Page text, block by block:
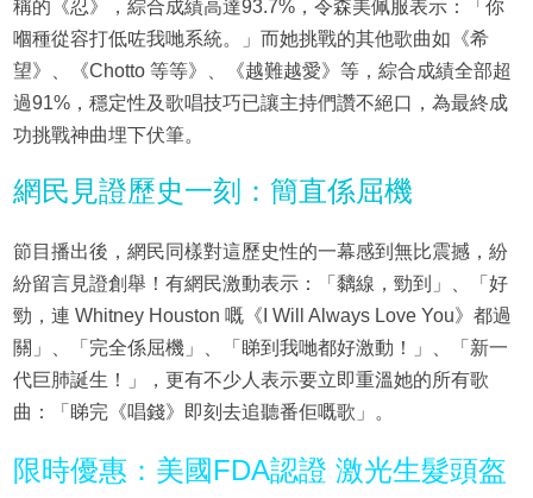
稱的《忍》，綜合成績高達93.7%，令森美佩服表示：「你
嗰種從容打低咗我哋系統。」而她挑戰的其他歌曲如《希
望》、《Chotto 等等》、《越難越愛》等，綜合成績全部超
過91%，穩定性及歌唱技巧已讓主持們讚不絕口，為最終成
功挑戰神曲埋下伏筆。
網民見證歷史一刻：簡直係屈機
節目播出後，網民同樣對這歷史性的一幕感到無比震撼，紛
紛留言見證創舉！有網民激動表示：「黐線，勁到」、「好
勁，連 Whitney Houston 嘅《I Will Always Love You》都過
關」、「完全係屈機」、「睇到我哋都好激動！」、「新一
代巨肺誕生！」，更有不少人表示要立即重溫她的所有歌
曲：「睇完《唱錢》即刻去追聽番佢嘅歌」。
限時優惠：美國FDA認證 激光生髮頭盔